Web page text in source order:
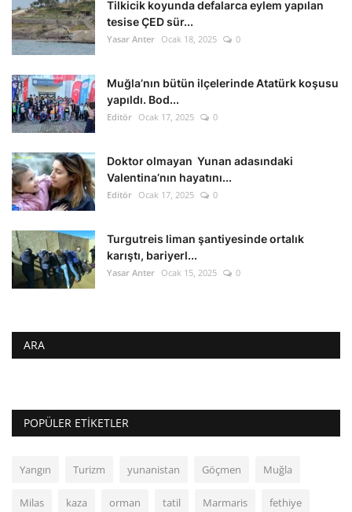
Tilkicik koyunda defalarca eylem yapılan
tesise ÇED sür...
Yasar Anter Ocak 18, 2025 0
Muğla’nın bütün ilçelerinde Atatürk koşusu
yapıldı. Bod...
Editör Ocak 17, 2025 0
Doktor olmayan Yunan adasındaki
Valentina’nın hayatını...
Editör Ocak 17, 2025 0
Turgutreis liman şantiyesinde ortalık
karıştı, bariyerl...
Yasar Anter Ocak 15, 2025 0
ARA
POPÜLER ETIKETLER
Yangın Turizm yunanistan Göçmen Muğla
Milas kaza orman tatil Marmaris fethiye